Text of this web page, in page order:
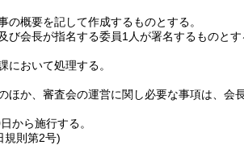
の概要を記して作成するものとする。
び会長が指名する委員1人が署名するものとす
において処理する。
ほか、審査会の運営に関し必要な事項は、会
から施行する。
規則第2号)